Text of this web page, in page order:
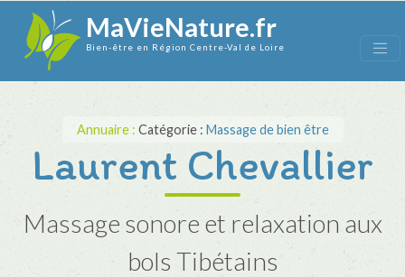
MaVieNature.fr
Bien-être en Région Centre-Val de Loire
Annuaire : Catégorie : Massage de bien être
Laurent Chevallier
Massage sonore et relaxation aux
bols Tibétains